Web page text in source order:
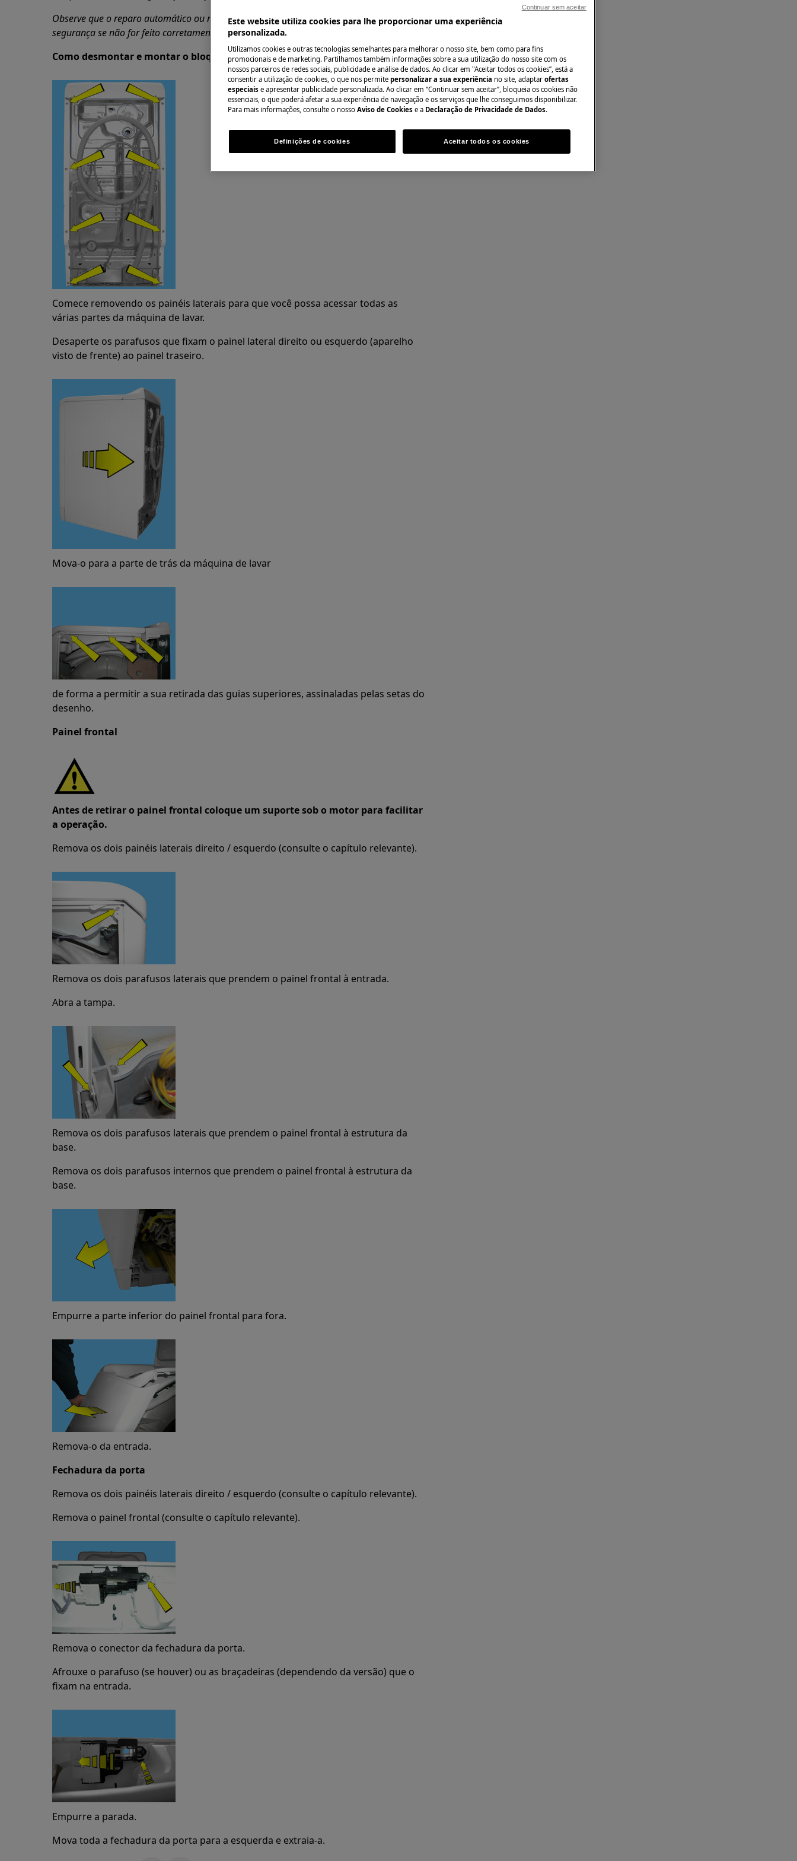
Observe que o reparo automático ou não profissional pode ter consequências de
segurança se não for feito corretamente
Como desmontar e montar o bloqueio de segurança da porta
Comece removendo os painéis laterais para que você possa acessar todas as
várias partes da máquina de lavar.
Desaperte os parafusos que fixam o painel lateral direito ou esquerdo (aparelho
visto de frente) ao painel traseiro.
Mova-o para a parte de trás da máquina de lavar
de forma a permitir a sua retirada das guias superiores, assinaladas pelas setas do
desenho.
Painel frontal
Antes de retirar o painel frontal coloque um suporte sob o motor para facilitar
a operação.
Remova os dois painéis laterais direito / esquerdo (consulte o capítulo relevante).
Remova os dois parafusos laterais que prendem o painel frontal à entrada.
Abra a tampa.
Remova os dois parafusos laterais que prendem o painel frontal à estrutura da
base.
Remova os dois parafusos internos que prendem o painel frontal à estrutura da
base.
Empurre a parte inferior do painel frontal para fora.
Remova-o da entrada.
Fechadura da porta
Remova os dois painéis laterais direito / esquerdo (consulte o capítulo relevante).
Remova o painel frontal (consulte o capítulo relevante).
Remova o conector da fechadura da porta.
Afrouxe o parafuso (se houver) ou as braçadeiras (dependendo da versão) que o
fixam na entrada.
Empurre a parada.
Mova toda a fechadura da porta para a esquerda e extraia-a.
Este website utiliza cookies para lhe proporcionar uma experiência
personalizada.
Utilizamos cookies e outras tecnologias semelhantes para melhorar o nosso site, bem como para fins
promocionais e de marketing. Partilhamos também informações sobre a sua utilização do nosso site com os
nossos parceiros de redes sociais, publicidade e análise de dados. Ao clicar em "Aceitar todos os cookies”, está a
consentir a utilização de cookies, o que nos permite personalizar a sua experiência no site, adaptar ofertas
especiais e apresentar publicidade personalizada. Ao clicar em “Continuar sem aceitar”, bloqueia os cookies não
essenciais, o que poderá afetar a sua experiência de navegação e os serviços que lhe conseguimos disponibilizar.
Para mais informações, consulte o nosso Aviso de Cookies e a Declaração de Privacidade de Dados.
Definições de cookies Aceitar todos os cookies
Continuar sem aceitar